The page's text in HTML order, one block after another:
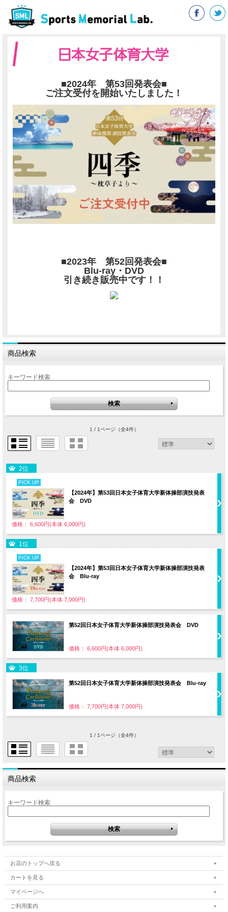
■2024年 第53回発表会■
ご注文受付を開始いたしました！
■2023年 第52回発表会■
Blu-ray・DVD
引き続き販売中です！！
商品検索
キーワード検索
1 / 1ページ（全4件）
2位
PICK UP
【2024年】第53回日本女子体育大学新体操部演技発表
会 DVD
価格： 6,600円(本体 6,000円)
1位
PICK UP
【2024年】第53回日本女子体育大学新体操部演技発表
会 Blu-ray
価格： 7,700円(本体 7,000円)
第52回日本女子体育大学新体操部演技発表会 DVD
価格： 6,600円(本体 6,000円)
3位
第52回日本女子体育大学新体操部演技発表会 Blu-ray
価格： 7,700円(本体 7,000円)
1 / 1ページ（全4件）
商品検索
キーワード検索
お店のトップへ戻る
カートを見る
マイページへ
ご利用案内